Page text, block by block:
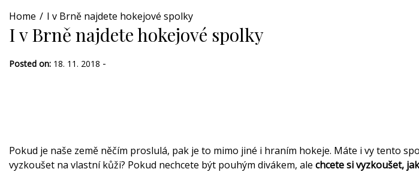
Home I v Brně najdete hokejové spolky
I v Brně najdete hokejové spolky
Posted on: 18. 11. 2018 -
Pokud je naše země něčím proslulá, pak je to mimo jiné i hraním hokeje. Máte i vy tento
vyzkoušet na vlastní kůži? Pokud nechcete být pouhým divákem, ale chcete si vyzkoušet,